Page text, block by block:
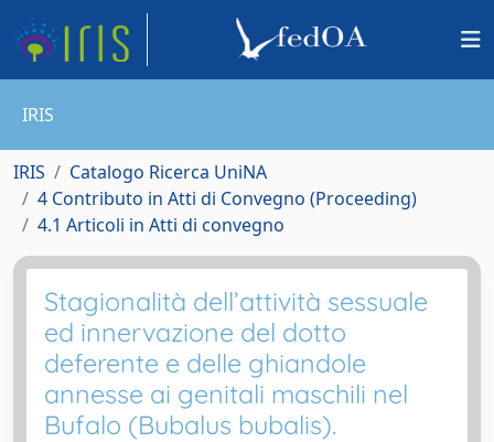
IRIS
IRIS
Catalogo Ricerca UniNA
4 Contributo in Atti di Convegno (Proceeding)
4.1 Articoli in Atti di convegno
Stagionalità dell’attività sessuale
ed innervazione del dotto
deferente e delle ghiandole
annesse ai genitali maschili nel
Bufalo (Bubalus bubalis).